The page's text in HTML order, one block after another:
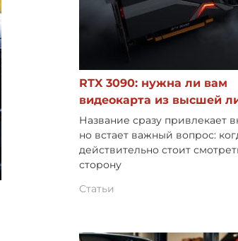
RTX 3090: нужна ли вам
видеокарта из высшей
Название сразу привлекает
но встает важный вопрос:
действительно стоит
сторону
Статьи